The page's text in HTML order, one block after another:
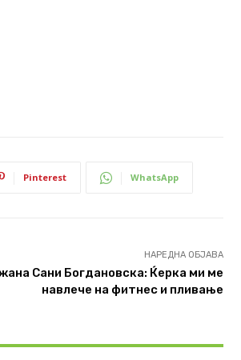
Pinterest WhatsApp
НАРЕДНА ОБЈАВА
Сани Богдановска: Ќерка ми ме
навлече на фитнес и пливање